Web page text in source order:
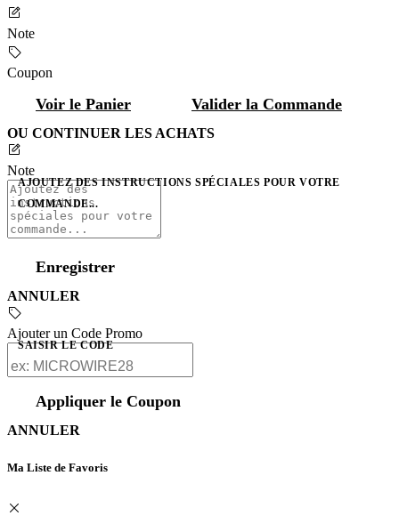
Note
Coupon
Voir le Panier Valider la Commande
OU CONTINUER LES ACHATS
Note
AJOUTEZ DES INSTRUCTIONS SPÉCIALES POUR VOTRE
COMMANDE...
Enregistrer
ANNULER
Ajouter un Code Promo
SAISIR LE CODE
Appliquer le Coupon
ANNULER
Ma Liste de Favoris